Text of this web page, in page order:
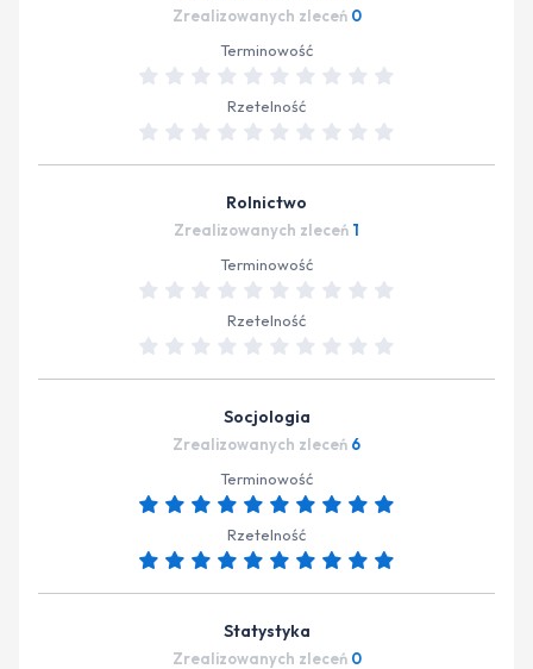
Zrealizowanych zleceń 0
Terminowość
Rzetelność
Rolnictwo
Zrealizowanych zleceń 1
Terminowość
Rzetelność
Socjologia
Zrealizowanych zleceń 6
Terminowość
Rzetelność
Statystyka
Zrealizowanych zleceń 0